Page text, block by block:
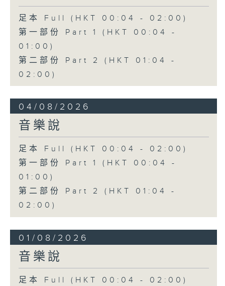
足本 Full (HKT 00:04 - 02:00)
第一部份 Part 1 (HKT 00:04 -
01:00)
第二部份 Part 2 (HKT 01:04 -
02:00)
04/08/2026
音樂說
足本 Full (HKT 00:04 - 02:00)
第一部份 Part 1 (HKT 00:04 -
01:00)
第二部份 Part 2 (HKT 01:04 -
02:00)
01/08/2026
音樂說
足本 Full (HKT 00:04 - 02:00)